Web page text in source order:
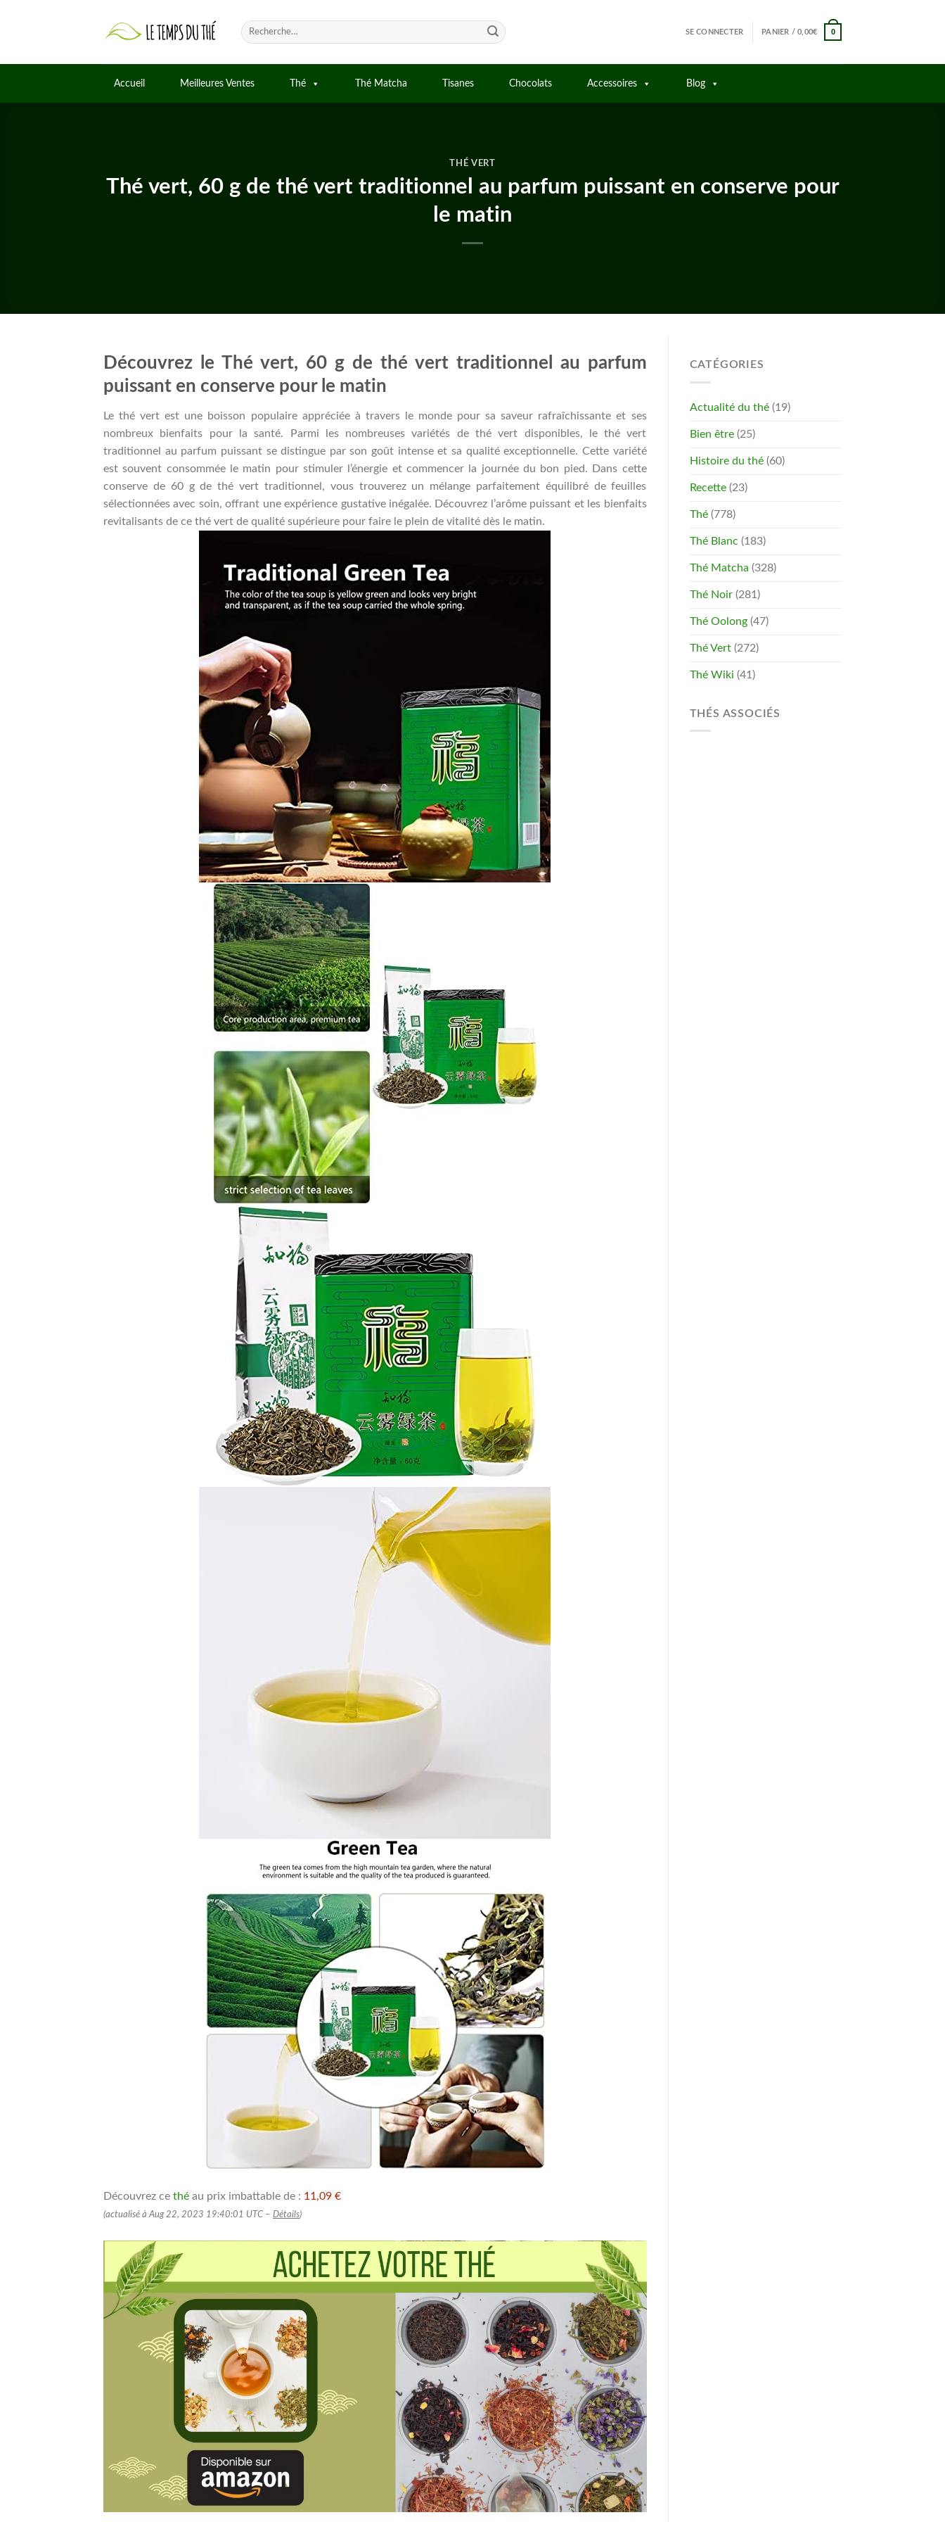
Recherche
pour :
SE CONNECTER PANIER /0,00€ 0
Accueil Meilleures Ventes Thé Thé Matcha Tisanes Chocolats Accessoires Blog
THÉ VERT
Thé vert, 60 g de thé vert traditionnel au parfum puissant en conserve pour
le matin
Découvrez le Thé vert, 60 g de thé vert traditionnel au parfum
puissant en conserve pour le matin
Le thé vert est une boisson populaire appréciée à travers le monde pour sa saveur rafraîchissante et ses
nombreux bienfaits pour la santé. Parmi les nombreuses variétés de thé vert disponibles, le thé vert
traditionnel au parfum puissant se distingue par son goût intense et sa qualité exceptionnelle. Cette variété
est souvent consommée le matin pour stimuler l’énergie et commencer la journée du bon pied. Dans cette
conserve de 60 g de thé vert traditionnel, vous trouverez un mélange parfaitement équilibré de feuilles
sélectionnées avec soin, offrant une expérience gustative inégalée. Découvrez l’arôme puissant et les bienfaits
revitalisants de ce thé vert de qualité supérieure pour faire le plein de vitalité dès le matin.
Découvrez ce thé au prix imbattable de : 11,09 €
(actualisé à Aug 22, 2023 19:40:01 UTC – Détails)
CATÉGORIES
Actualité du thé(19)
Bien être(25)
Histoire du thé(60)
Recette(23)
Thé(778)
Thé Blanc (183)
Thé Matcha (328)
Thé Noir(281)
Thé Oolong(47)
Thé Vert(272)
Thé Wiki (41)
THÉS ASSOCIÉS